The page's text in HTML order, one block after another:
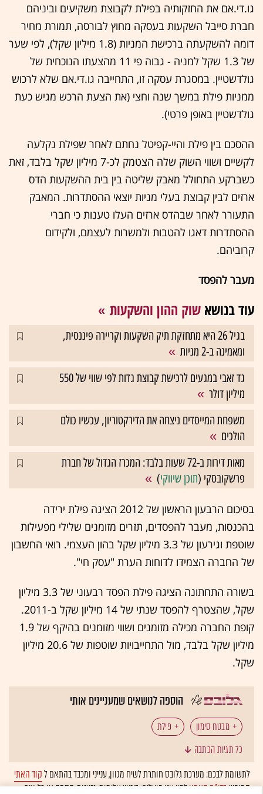
גו.די.אם את החזקותיה בפילת לקבוצת משקיעים וביניהם
חברת סייבל השקעות בעסקה מחוץ לבורסה, תמורת מחיר
דומה להשקעתה ברכישת המניות (1.8 מיליון שקל), לפי שער
של 1.3 שקל למניה - גבוה פי 11 מהצעתו הנוכחית של
גולדשטיין. במסגרת עסקה זו, התחייבה גו.די.אם שלא לרכוש
ממניות פילת במשך שנה וחצי (את הצעת הרכש מגיש כעת
גולדשטיין באופן פרטי).
ההסכם בין פילת והיי-קפיטל נחתם לאחר שפילת נקלעה
לקשיים ושווי השוק שלה הצטמק לכ-7 מיליון שקל בלבד, זאת
כשברקע התחולל מאבק שליטה בין בית ההשקעות הדס
ארזים לבין קבוצת בעלי מניות יוצאי ההסתדרות. המאבק
התעורר לאחר שבהדס ארזים העלו טענות כי חברי
ההסתדרות דאגו להטבות ולמשרות לעצמם, ולקידום
קרוביהם.
מעבר להפסד
עוד בנושא שוק ההון והשקעות
בגיל 26 היא מתחזקת תיק השקעות וקריירה פיננסית,
ומאמינה ב-2 מניות
גד זאבי במגעים לרכישת קבוצת גדות לפי שווי של 550
מיליון דולר
משפחת המייסדים ניצחה את הדירקטוריון, עכשיו כולם
הולכים
מאות דירות ב-72 שעות בלבד: המכרז הגדול של חברת
פרשקובסקי (תוכן שיווקי)
בסיכום הרבעון הראשון של 2012 הציגה פילת ירידה
בהכנסות, מעבר להפסדים, תזרים מזומנים שלילי מפעילות
שוטפת וגירעון של 3.3 מיליון שקל בהון העצמי. רואי החשבון
של החברה הצמידו לדוחות הערת "עסק חי".
בשורה התחתונה הציגה פילת הפסד רבעוני של 3.3 מיליון
שקל, שהצטרף להפסד שנתי של 14 מיליון שקל ב-2011.
קופת החברה מכילה מזומנים ושווי מזומנים בהיקף של 1.9
מיליון שקל בלבד, מול התחייבויות שוטפות של 20.6 מיליון
שקל.
הוספה לנושאים שמעניינים אותי
מבטח סימון
פילת
כל תגיות הכתבה
לתשומת לבכם: מערכת גלובס חותרת לשיח מגוון, ענייני ומכבד בהתאם לקוד האתי
המופיעבדו"ח האמוןלפיו אנו פועלים. ביטויי אלימות, גזענות, הסתה או כל שיח